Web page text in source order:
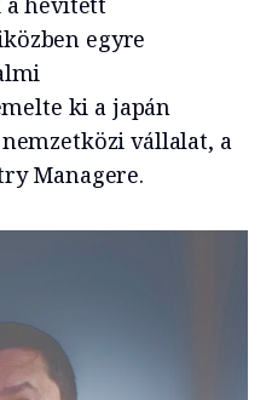
egyre
ki a japán
vállalat, a
Managere.